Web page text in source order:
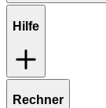
Hilfe
Rechner